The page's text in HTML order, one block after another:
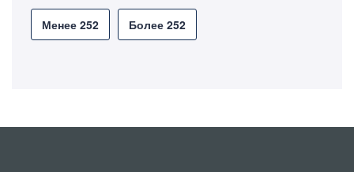
Менее 252 Более 252